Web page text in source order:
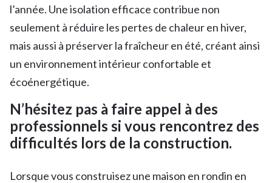
l’année. Une isolation efficace contribue non
seulement à réduire les pertes de chaleur en hiver,
mais aussi à préserver la fraîcheur en été, créant ainsi
un environnement intérieur confortable et
écoénergétique.
N’hésitez pas à faire appel à des
professionnels si vous rencontrez des
difficultés lors de la construction.
Lorsque vous construisez une maison en rondin en